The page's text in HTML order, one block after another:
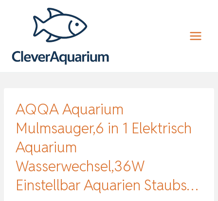
AQQA Aquarium
Mulmsauger,6 in 1 Elektrisch
Aquarium
Wasserwechsel,36W
Einstellbar Aquarien Staubs…